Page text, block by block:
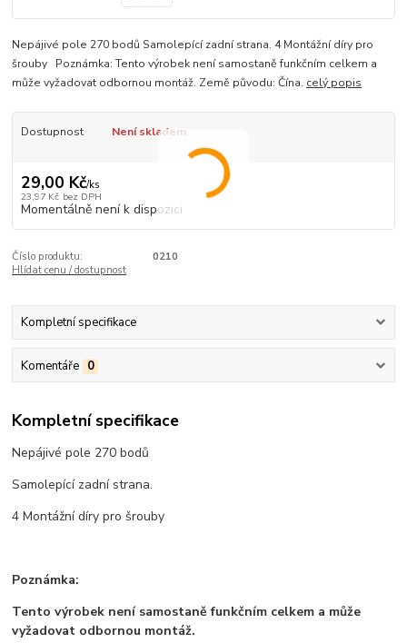
Nepájivé pole 270 bodů Samolepící zadní strana. 4 Montážní díry pro
šrouby Poznámka: Tento výrobek není samostaně funkčním celkem a
může vyžadovat odbornou montáž. Země původu: Čína. celý popis
Dostupnost Není skladem
29,00 Kč/ks
23,97 Kč bez DPH
Momentálně není k dispozici
Číslo produktu:
0210
Hlídat cenu / dostupnost
Kompletní specifikace
Komentáře 0
Kompletní specifikace
Nepájivé pole 270 bodů
Samolepící zadní strana.
4 Montážní díry pro šrouby
Poznámka:
Tento výrobek není samostaně funkčním celkem a může
vyžadovat odbornou montáž.